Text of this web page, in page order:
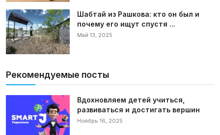
Шабтай из Рашкова: кто он был и
почему его ищут спустя ...
Май 13, 2025
Рекомендуемые посты
Вдохновляем детей учиться,
развиваться и достигать вершин
Ноябрь 16, 2025